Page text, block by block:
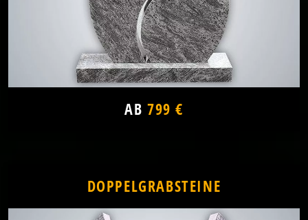
AB 799 €
DOPPELGRABSTEINE